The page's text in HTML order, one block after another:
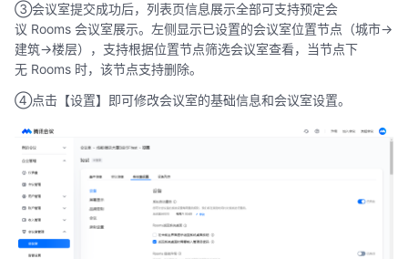
③会议室提交成功后，列表页信息展示全部可支持预定会
议 Rooms 会议室展示。左侧显示已设置的会议室位置节点（城市->
建筑->楼层），支持根据位置节点筛选会议室查看，当节点下
无 Rooms 时，该节点支持删除。
④点击【设置】即可修改会议室的基础信息和会议室设置。